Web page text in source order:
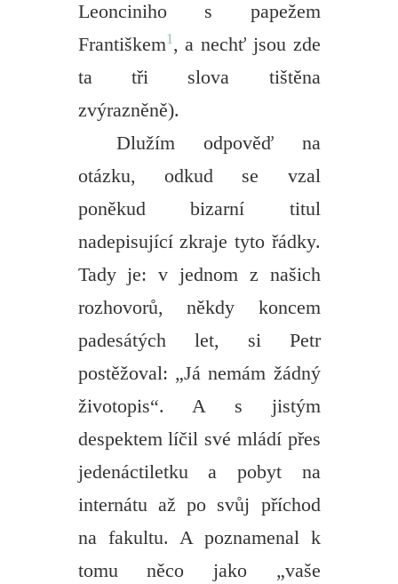
Leonciniho s papežem
Františkem1, a nechť jsou zde
ta tři slova tištěna
zvýrazněně).
Dlužím odpověď na
otázku, odkud se vzal
poněkud bizarní titul
nadepisující zkraje tyto řádky.
Tady je: v jednom z našich
rozhovorů, někdy koncem
padesátých let, si Petr
postěžoval: „Já nemám žádný
životopis“. A s jistým
despektem líčil své mládí přes
jedenáctiletku a pobyt na
internátu až po svůj příchod
na fakultu. A poznamenal k
tomu něco jako „vaše